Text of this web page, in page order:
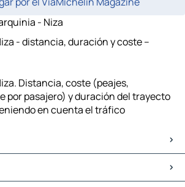
- Niza
- distancia, duración y coste –
Distancia, coste (peajes,
por pasajero) y duración del trayecto
en cuenta el tráfico